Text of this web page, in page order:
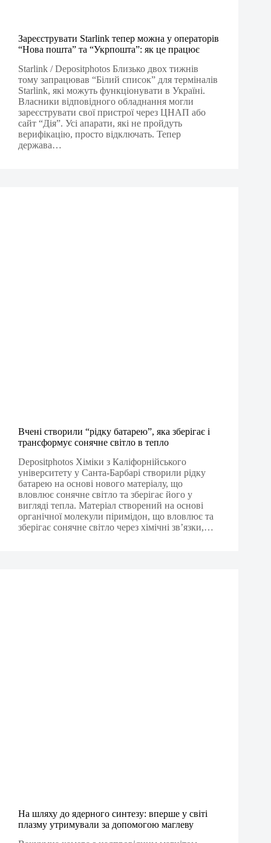
Зареєструвати Starlink тепер можна у операторів
“Нова пошта” та “Укрпошта”: як це працює
Starlink / Depositphotos Близько двох тижнів
тому запрацював “Білий список” для терміналів
Starlink, які можуть функціонувати в Україні.
Власники відповідного обладнання могли
зареєструвати свої пристрої через ЦНАП або
сайт “Дія”. Усі апарати, які не пройдуть
верифікацію, просто відключать. Тепер
держава…
Вчені створили “рідку батарею”, яка зберігає і
трансформує сонячне світло в тепло
Depositphotos Хіміки з Каліфорнійського
університету у Санта-Барбарі створили рідку
батарею на основі нового матеріалу, що
вловлює сонячне світло та зберігає його у
вигляді тепла. Матеріал створений на основі
органічної молекули піримідон, що вловлює та
зберігає сонячне світло через хімічні зв’язки,…
На шляху до ядерного синтезу: вперше у світі
плазму утримували за допомогою маглеву